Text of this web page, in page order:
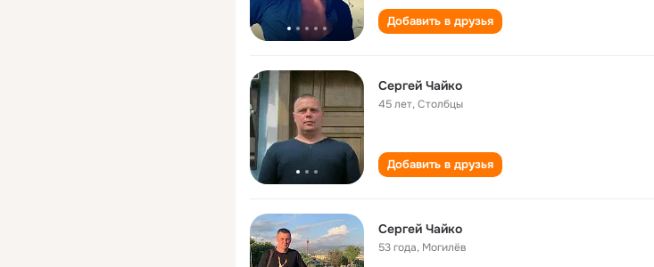
Добавить в друзья
Сергей Чайко
45 лет,Столбцы
Добавить в друзья
Сергей Чайко
53 года, Могилёв